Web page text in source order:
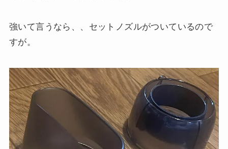
強いて言うなら、、セットノズルがついているので
すが。